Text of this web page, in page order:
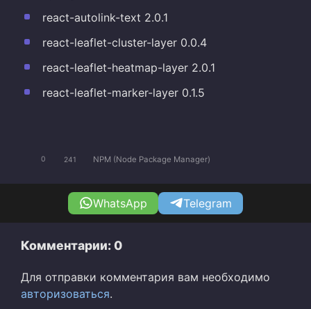
react-autolink-text 2.0.1
react-leaflet-cluster-layer 0.0.4
react-leaflet-heatmap-layer 2.0.1
react-leaflet-marker-layer 0.1.5
0 241 NPM (Node Package Manager)
WhatsApp Telegram
Комментарии: 0
Для отправки комментария вам необходимо
авторизоваться.